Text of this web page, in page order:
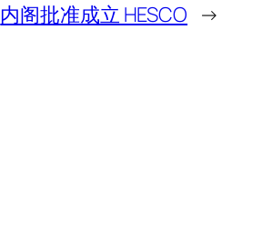
内阁批准成立 HESCO →